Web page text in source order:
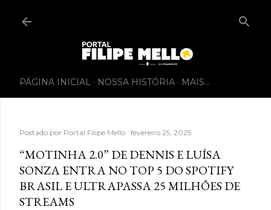
PÁGINA INICIAL NOSSA HISTÓRIA MAIS…
Postado por Portal Filipe Mello fevereiro 25, 2025
“MOTINHA 2.0” DE DENNIS E LUÍSA
SONZA ENTRA NO TOP 5 DO SPOTIFY
BRASIL E ULTRAPASSA 25 MILHÕES DE
STREAMS